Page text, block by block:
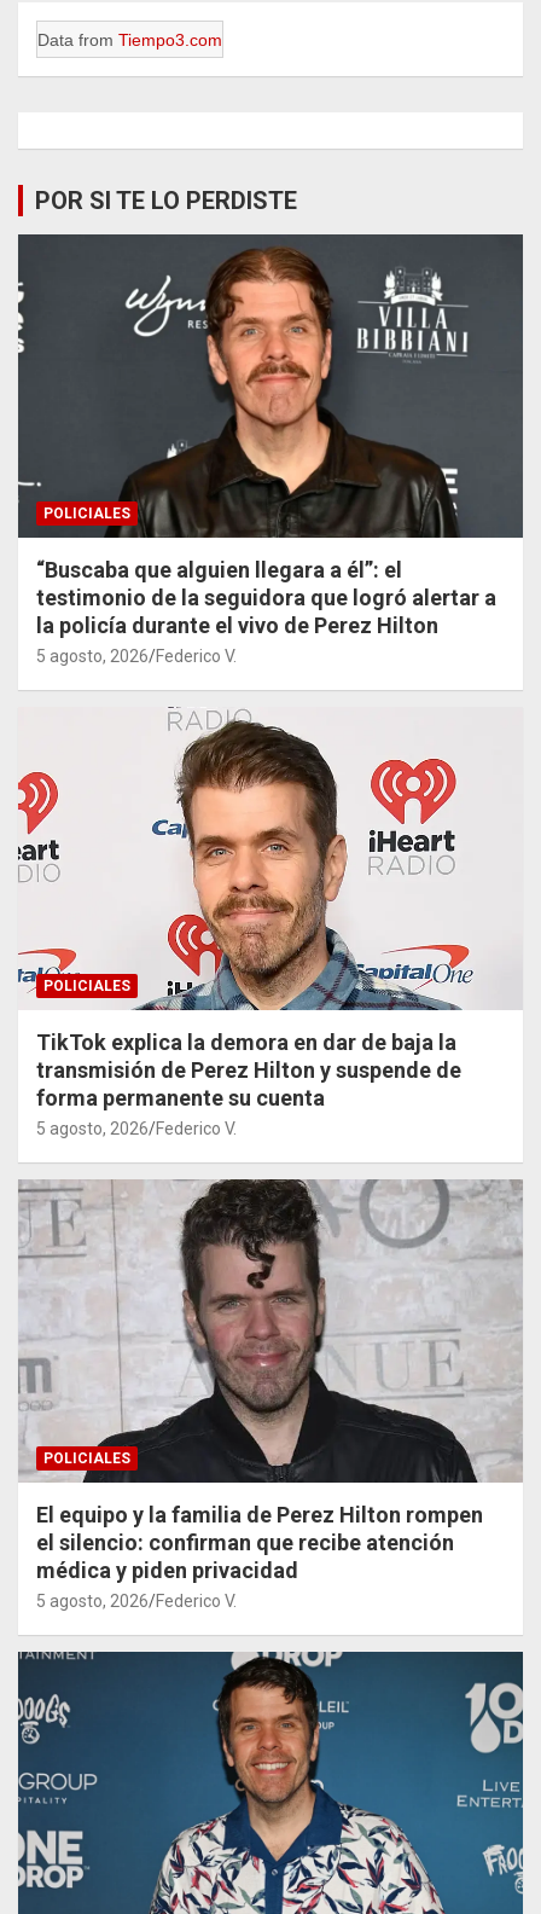
Data from Tiempo3.com
POR SI TE LO PERDISTE
POLICIALES
“Buscaba que alguien llegara a él”: el
testimonio de la seguidora que logró alertar a
la policía durante el vivo de Perez Hilton
5 agosto, 2026 Federico V.
POLICIALES
TikTok explica la demora en dar de baja la
transmisión de Perez Hilton y suspende de
forma permanente su cuenta
5 agosto, 2026 Federico V.
POLICIALES
El equipo y la familia de Perez Hilton rompen
el silencio: confirman que recibe atención
médica y piden privacidad
5 agosto, 2026 Federico V.